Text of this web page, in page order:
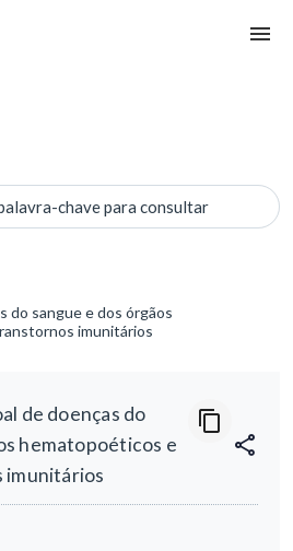
chave para consultar
do sangue e dos órgãos
imunitários
de doenças do
hematopoéticos e
imunitários